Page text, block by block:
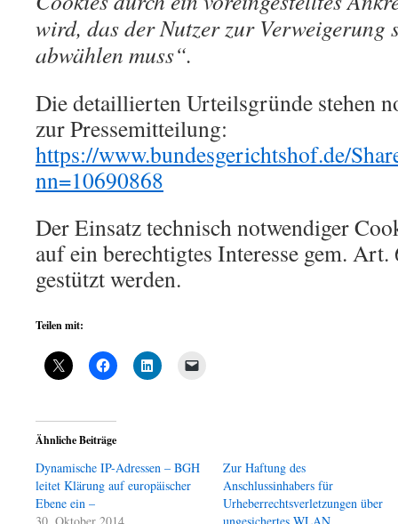
wird, das der Nutzer zur
abwählen muss“.
Die detaillierten Urteilsgründe stehen
zur Pressemitteilung:
https://www.bundesgerichtshof.de/
nn=10690868
Der Einsatz technisch notwendiger
auf ein berechtigtes Interesse gem.
gestützt werden.
Teilen mit:
Ähnliche Beiträge
Dynamische IP-Adressen – BGH
leitet Klärung auf europäischer
Ebene ein –
Zur Haftung des
Anschlussinhabers für
Urheberrechtsverletzungen über